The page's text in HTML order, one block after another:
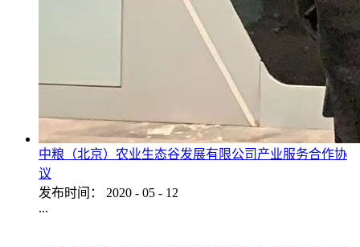
中粮（北京）农业生态谷发展有限公司产业服务合作协
议
发布时间：
2020 - 05 - 12
...